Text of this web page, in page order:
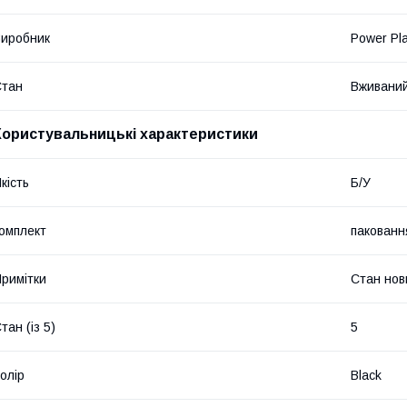
Power
характеристики
Б/У
Стан
(із 5) 5
Black